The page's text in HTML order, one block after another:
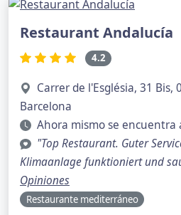
Restaurant Andalucía
4.2
Carrer de l'Església, 31 Bis,
Barcelona
Ahora mismo se encuentra
"Top Restaurant. Guter
Klimaanlage funktioniert und
Opiniones
Restaurante mediterráneo